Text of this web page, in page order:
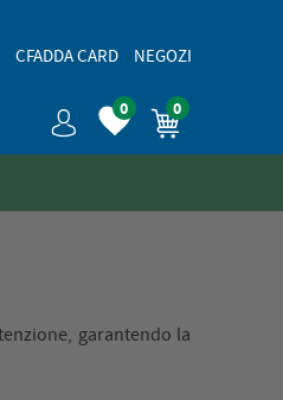
CFADDA CARD NEGOZI
0 0
garantendo la